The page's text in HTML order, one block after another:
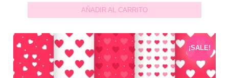
AÑADIR AL CARRITO
¡SALE!